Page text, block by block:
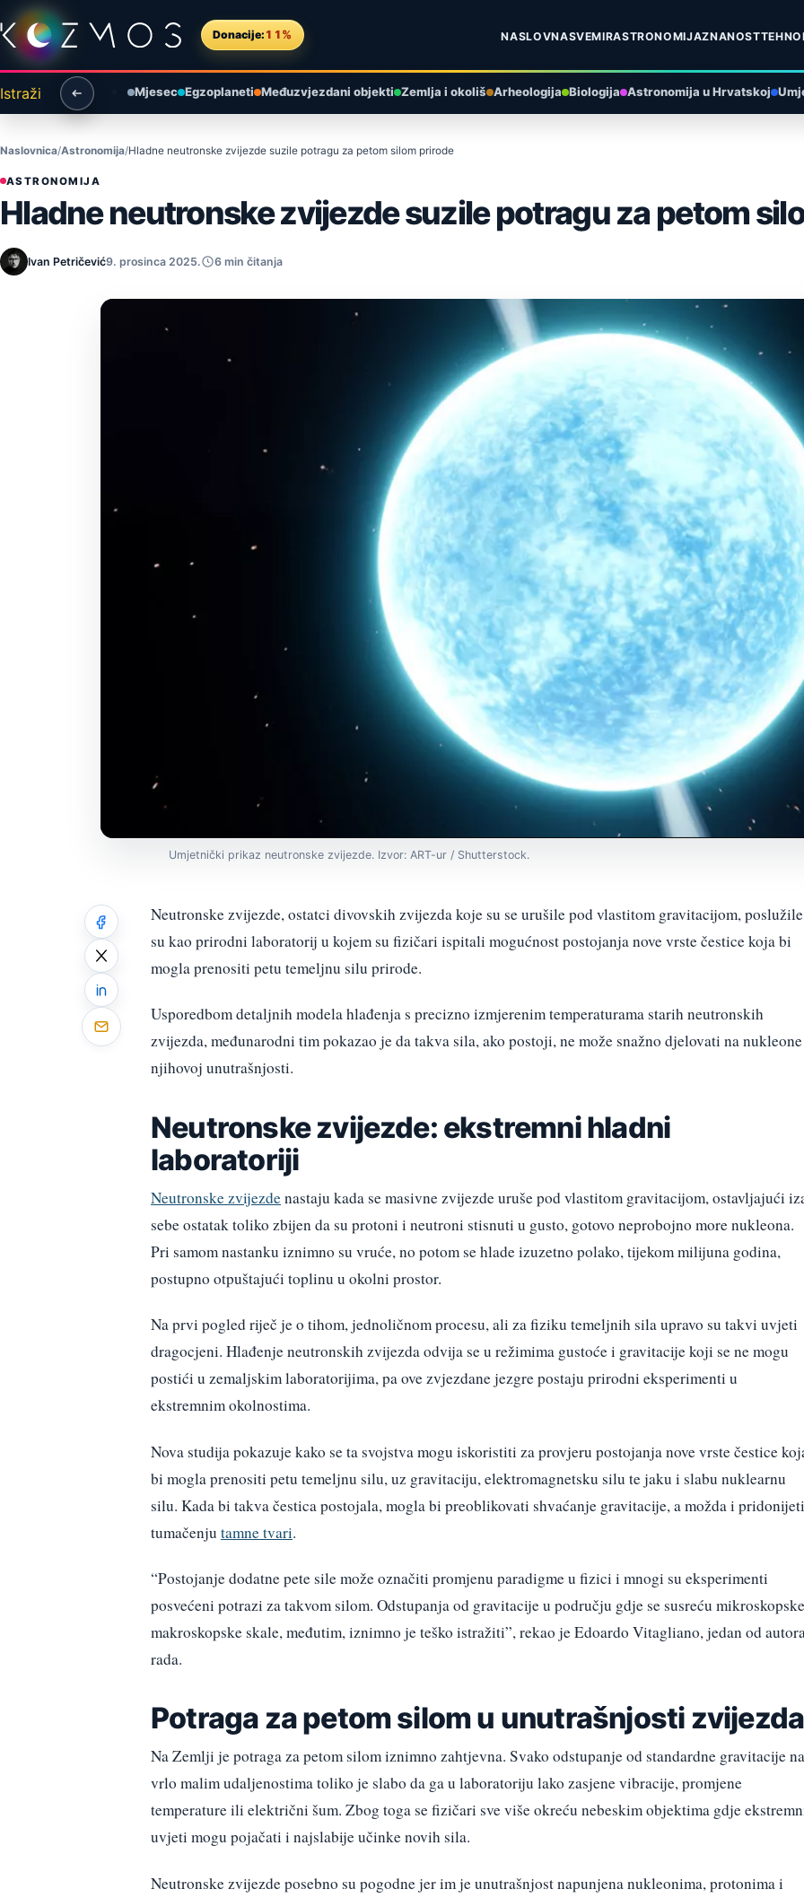
Preskoči na sadržaj
Donacije: 11% NASLOVNASVEMIRASTRONOMIJAZNANOST
Istraži Mjesec Egzoplaneti Međuzvjezdani objekti Zemlja i okoliš Arheologija Biologija Astronomija u Hrvatskoj
Naslovnica Astronomija Hladne neutronske zvijezde suzile potragu za petom silom prirode
ASTRONOMIJA
Hladne neutronske zvijezde suzile potragu za petom
Ivan Petričević9. prosinca 2025. 6 min čitanja
Umjetnički prikaz neutronske zvijezde. Izvor: ART-ur / Shutterstock.
Neutronske zvijezde, ostatci divovskih zvijezda koje su se urušile pod vlastitom gravitacijom, poslužile
su kao prirodni laboratorij u kojem su fizičari ispitali mogućnost postojanja nove vrste čestice koja bi
mogla prenositi petu temeljnu silu prirode.
Usporedbom detaljnih modela hlađenja s precizno izmjerenim temperaturama starih neutronskih
zvijezda, međunarodni tim pokazao je da takva sila, ako postoji, ne može snažno djelovati na
njihovoj unutrašnjosti.
Neutronske zvijezde: ekstremni hladni
laboratoriji
Neutronske zvijezdenastaju kada se masivne zvijezde uruše pod vlastitom gravitacijom, ostavljajući
sebe ostatak toliko zbijen da su protoni i neutroni stisnuti u gusto, gotovo neprobojno more nukleona.
Pri samom nastanku iznimno su vruće, no potom se hlade izuzetno polako, tijekom milijuna godina,
postupno otpuštajući toplinu u okolni prostor.
Na prvi pogled riječ je o tihom, jednoličnom procesu, ali za fiziku temeljnih sila upravo su takvi uvjeti
dragocjeni. Hlađenje neutronskih zvijezda odvija se u režimima gustoće i gravitacije koji se ne mogu
postići u zemaljskim laboratorijima, pa ove zvjezdane jezgre postaju prirodni eksperimenti u
ekstremnim okolnostima.
Nova studija pokazuje kako se ta svojstva mogu iskoristiti za provjeru postojanja nove vrste čestice
bi mogla prenositi petu temeljnu silu, uz gravitaciju, elektromagnetsku silu te jaku i slabu nuklearnu
silu. Kada bi takva čestica postojala, mogla bi preoblikovati shvaćanje gravitacije, a možda i pridonijeti
tumačenju tamne tvari.
“Postojanje dodatne pete sile može označiti promjenu paradigme u fizici i mnogi su eksperimenti
posvećeni potrazi za takvom silom. Odstupanja od gravitacije u području gdje se susreću
makroskopske skale, međutim, iznimno je teško istražiti”, rekao je Edoardo Vitagliano, jedan od
rada.
Potraga za petom silom u unutrašnjosti zvijezda
Na Zemlji je potraga za petom silom iznimno zahtjevna. Svako odstupanje od standardne gravitacije na
vrlo malim udaljenostima toliko je slabo da ga u laboratoriju lako zasjene vibracije, promjene
temperature ili električni šum. Zbog toga se fizičari sve više okreću nebeskim objektima gdje
uvjeti mogu pojačati i najslabije učinke novih sila.
Neutronske zvijezde posebno su pogodne jer im je unutrašnjost napunjena nukleonima, protonima i